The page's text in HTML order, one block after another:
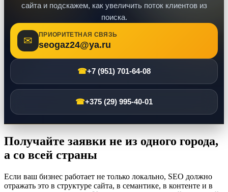
сайта и подскажем, как увеличить поток клиентов из
поиска.
✉ ПРИОРИТЕТНАЯ СВЯЗЬ
seogaz24@ya.ru
☎+7 (951) 701-64-08
☎+375 (29) 995-40-01
Получайте заявки не из одного города,
а со всей страны
Если ваш бизнес работает не только локально, SEO должно
отражать это в структуре сайта, в семантике, в контенте и в